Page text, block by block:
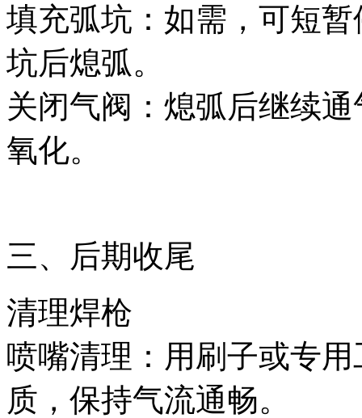
填充弧坑：如需，可短
坑后熄弧。
关闭气阀：熄弧后继续
氧化。
三、后期收尾
清理焊枪
喷嘴清理：用刷子或专
质，保持气流通畅。